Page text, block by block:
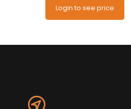
Login to see price